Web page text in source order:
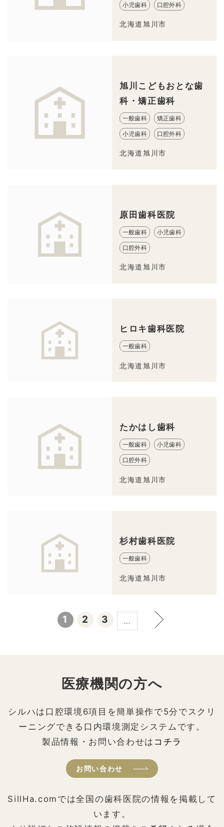
小児歯科 口腔外科
北海道旭川市
旭川こどもおとな歯
科・矯正歯科
一般歯科 矯正歯科
小児歯科 口腔外科
北海道旭川市
原田歯科医院
一般歯科 小児歯科
口腔外科
北海道旭川市
ヒロキ歯科医院
一般歯科
北海道旭川市
たかはし歯科
一般歯科 小児歯科
口腔外科
北海道旭川市
杉村歯科医院
一般歯科
北海道旭川市
1 2 3 …
医療機関の方へ
シルハは口腔環境6項目を簡単操作で5分でスクリ
ーニングできる口内環境測定システムです。
製品情報・お問い合わせは コチラ
お問い合わせ
SillHa.comでは全国の歯科医院の情報を掲載して
います。